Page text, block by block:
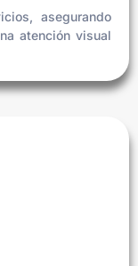
asegurando
atención visual